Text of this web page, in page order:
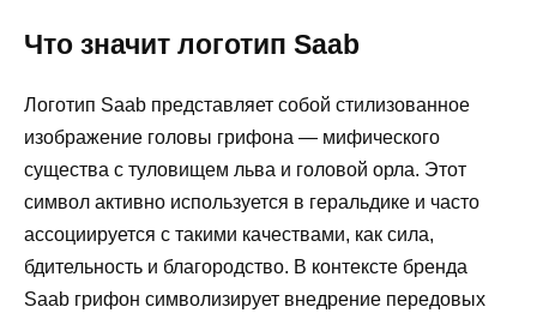
Что значит логотип Saab
Логотип Saab представляет собой стилизованное
изображение головы грифона — мифического
существа с туловищем льва и головой орла. Этот
символ активно используется в геральдике и часто
ассоциируется с такими качествами, как сила,
бдительность и благородство. В контексте бренда
Saab грифон символизирует внедрение передовых